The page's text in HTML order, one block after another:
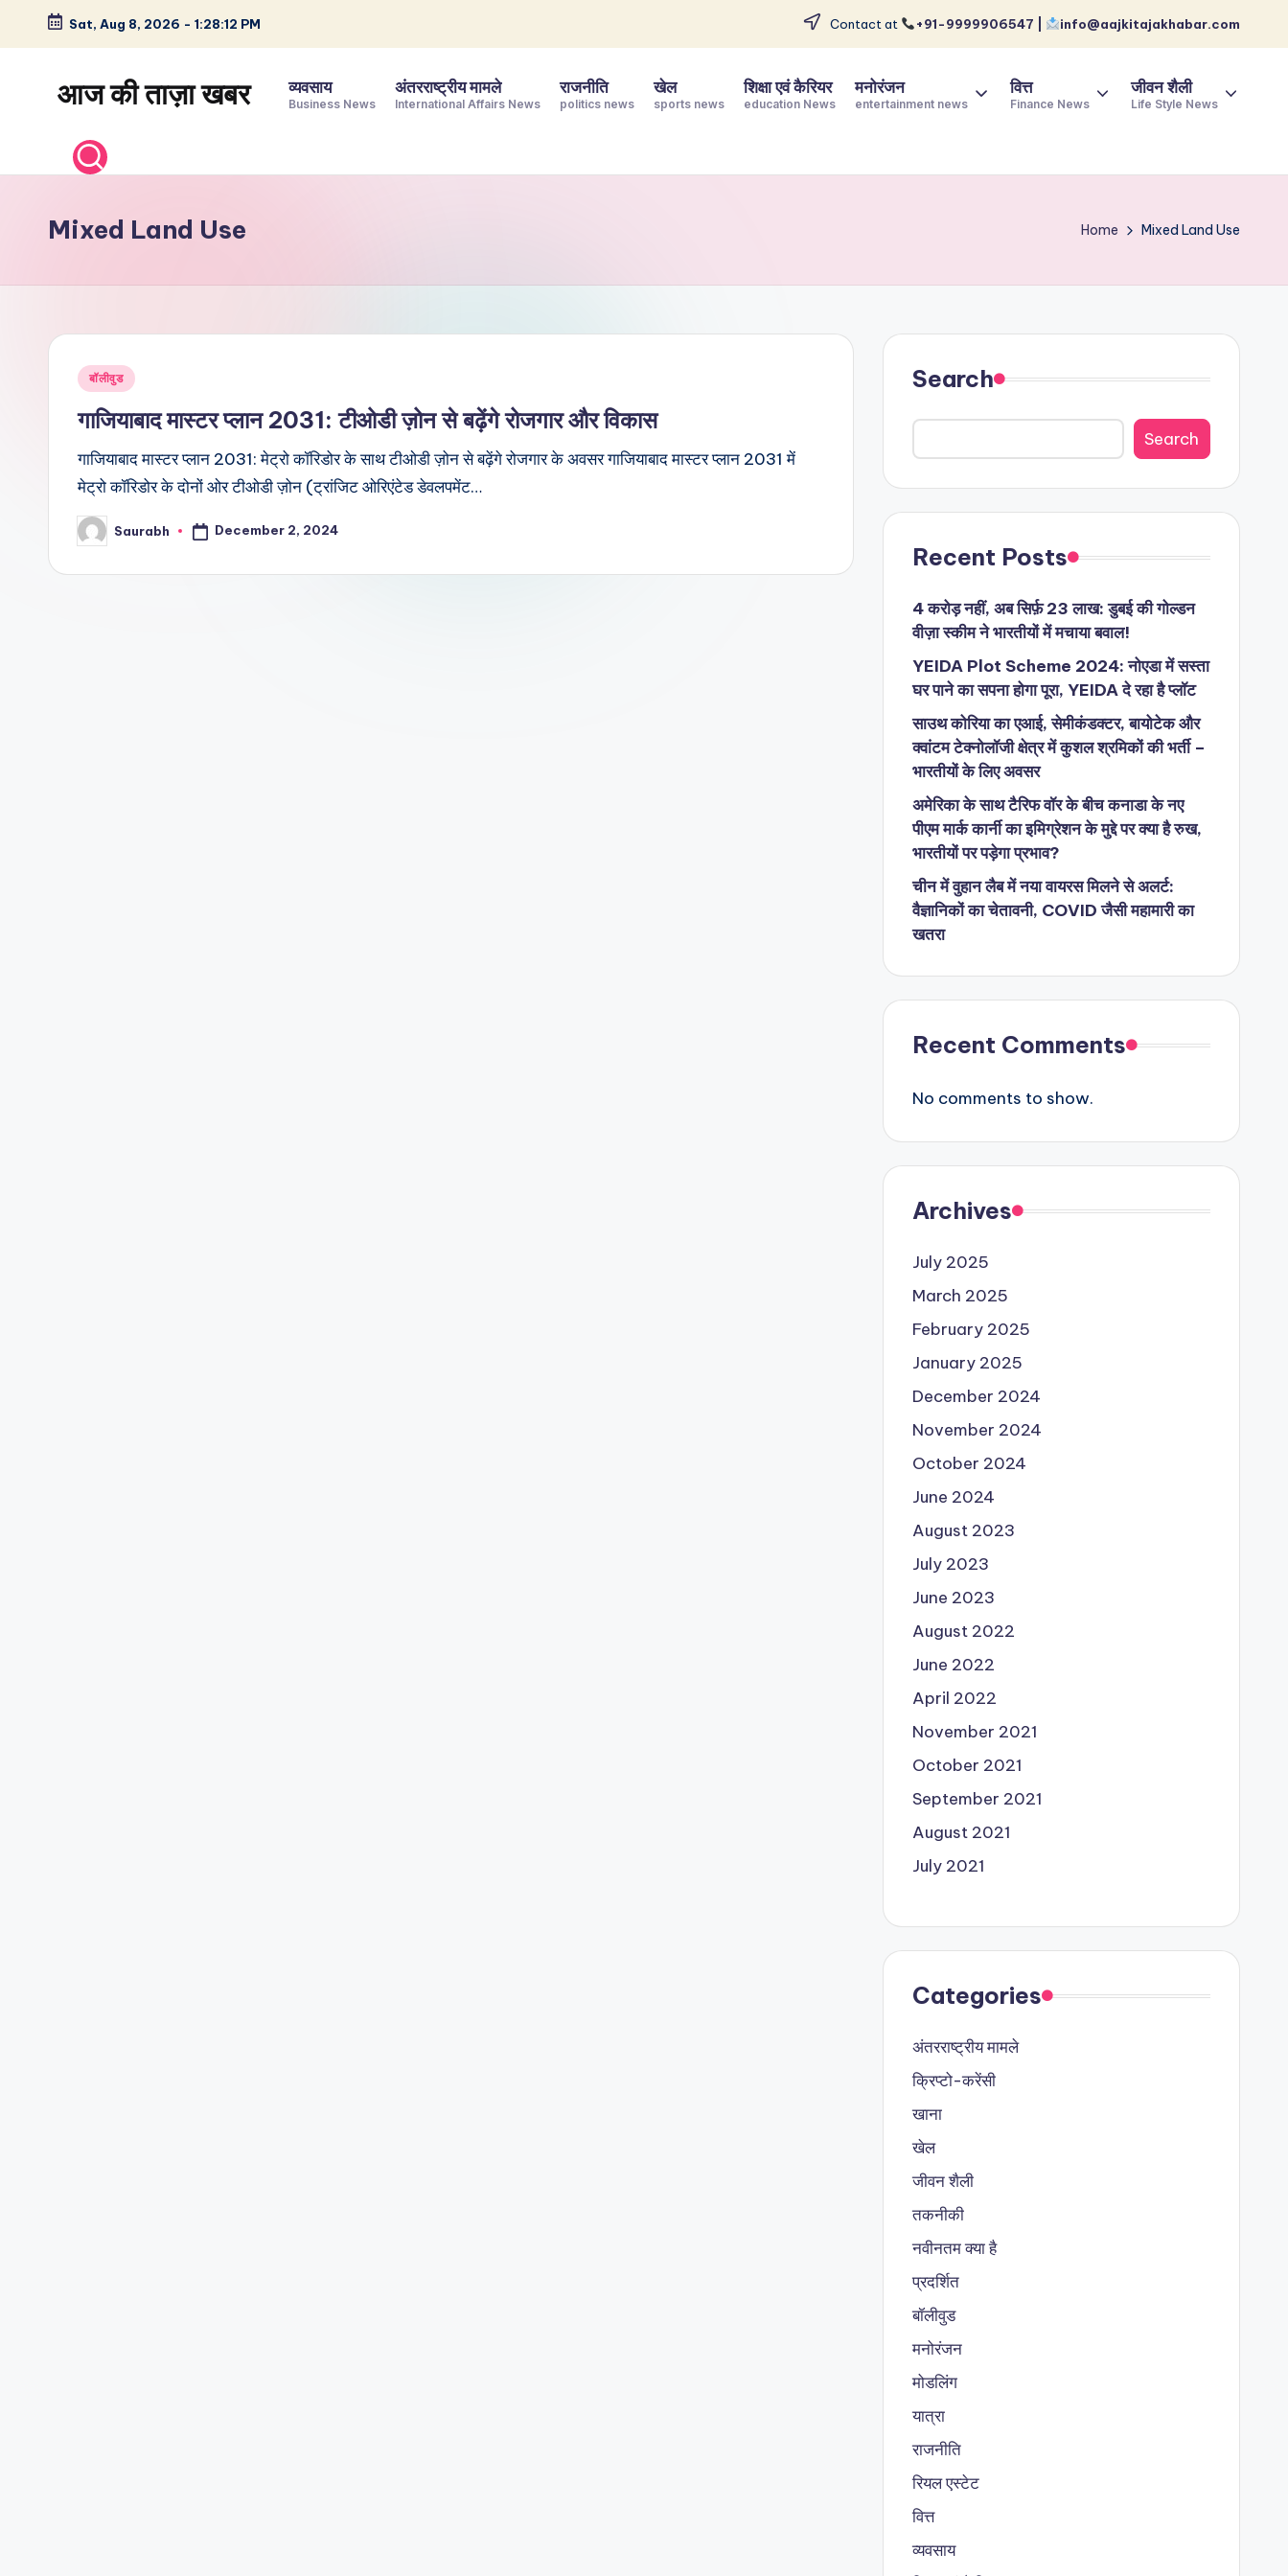
Skip
content
Sat, Aug 8, 2026 - 1:28:13 PM Contact at +91-9999906547 | info@aajkitajakhabar.com
आज की ताज़ा खबर
समाचार
–
और
विश्व
व्यवसाय
Business News
अंतरराष्ट्रीय मामले
International Affairs News
राजनीति
politics news
खेल
sports news
शिक्षा एवं कैरियर
education News
मनोरंजन
entertainment news
वित्त
Finance News
जीवन शैली
Life Style News
Mixed Land Use Home Mixed Land Use
Posted
बॉलीवुड
गाजियाबाद मास्टर प्लान 2031: टीओडी ज़ोन से बढ़ेंगे रोजगार और विकास
गाजियाबाद मास्टर प्लान 2031: मेट्रो कॉरिडोर के साथ टीओडी ज़ोन से बढ़ेंगे रोजगार के अवसर गाजियाबाद मास्टर प्लान 2031 में
मेट्रो कॉरिडोर के दोनों ओर टीओडी ज़ोन (ट्रांजिट ओरिएंटेड डेवलपमेंट…
Posted
by
Saurabh December 2, 2024
Search
Search
Recent Posts
4 करोड़ नहीं, अब सिर्फ़ 23 लाख: डुबई की गोल्डन
वीज़ा स्कीम ने भारतीयों में मचाया बवाल!
YEIDA Plot Scheme 2024: नोएडा में सस्ता
घर पाने का सपना होगा पूरा, YEIDA दे रहा है प्लॉट
साउथ कोरिया का एआई, सेमीकंडक्टर, बायोटेक और
क्वांटम टेक्नोलॉजी क्षेत्र में कुशल श्रमिकों की भर्ती –
भारतीयों के लिए अवसर
अमेरिका के साथ टैरिफ वॉर के बीच कनाडा के नए
पीएम मार्क कार्नी का इमिग्रेशन के मुद्दे पर क्या है रुख,
भारतीयों पर पड़ेगा प्रभाव?
चीन में वुहान लैब में नया वायरस मिलने से अलर्ट:
वैज्ञानिकों का चेतावनी, COVID जैसी महामारी का
खतरा
Recent Comments
No comments to show.
Archives
July 2025
March 2025
February 2025
January 2025
December 2024
November 2024
October 2024
June 2024
August 2023
July 2023
June 2023
August 2022
June 2022
April 2022
November 2021
October 2021
September 2021
August 2021
July 2021
Categories
अंतरराष्ट्रीय मामले
क्रिप्टो-करेंसी
खाना
खेल
जीवन शैली
तकनीकी
नवीनतम क्या है
प्रदर्शित
बॉलीवुड
मनोरंजन
मोडलिंग
यात्रा
राजनीति
रियल एस्टेट
वित्त
व्यवसाय